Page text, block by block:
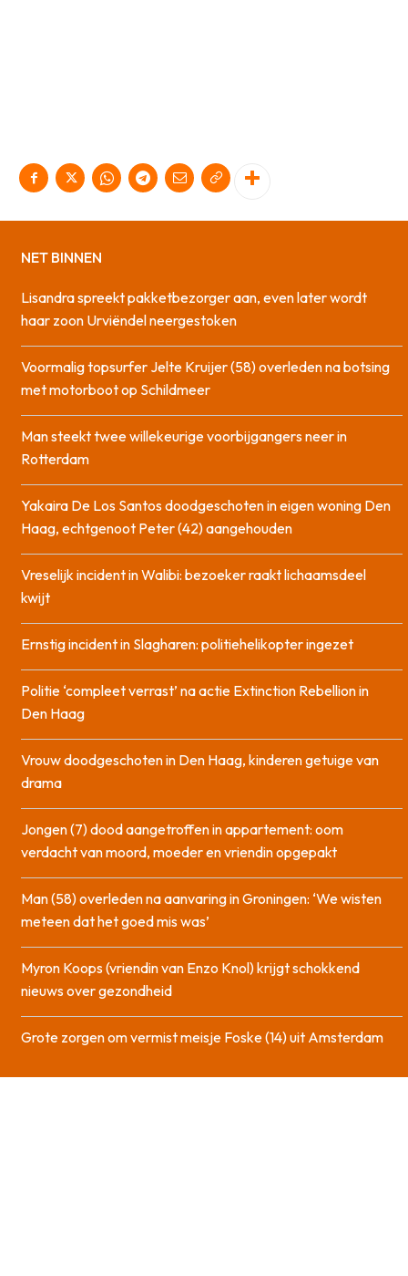
NET BINNEN
Lisandra spreekt pakketbezorger aan, even later wordt
haar zoon Urviëndel neergestoken
Voormalig topsurfer Jelte Kruijer (58) overleden na botsing
met motorboot op Schildmeer
Man steekt twee willekeurige voorbijgangers neer in
Rotterdam
Yakaira De Los Santos doodgeschoten in eigen woning Den
Haag, echtgenoot Peter (42) aangehouden
Vreselijk incident in Walibi: bezoeker raakt lichaamsdeel
kwijt
Ernstig incident in Slagharen: politiehelikopter ingezet
Politie ‘compleet verrast’ na actie Extinction Rebellion in
Den Haag
Vrouw doodgeschoten in Den Haag, kinderen getuige van
drama
Jongen (7) dood aangetroffen in appartement: oom
verdacht van moord, moeder en vriendin opgepakt
Man (58) overleden na aanvaring in Groningen: ‘We wisten
meteen dat het goed mis was’
Myron Koops (vriendin van Enzo Knol) krijgt schokkend
nieuws over gezondheid
Grote zorgen om vermist meisje Foske (14) uit Amsterdam